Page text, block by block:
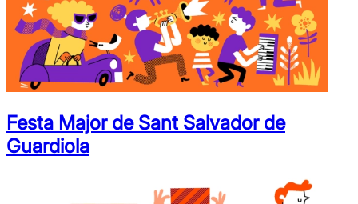
Festa Major de Sant Salvador de
Guardiola